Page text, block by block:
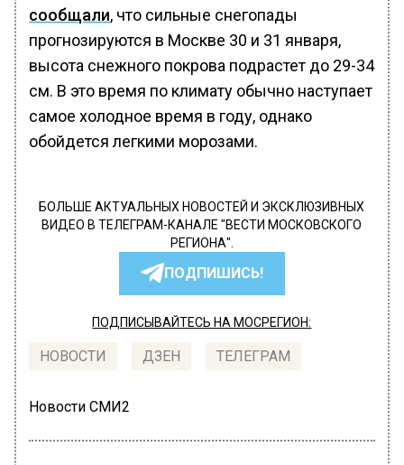
сообщали, что сильные снегопады
прогнозируются в Москве 30 и 31 января,
высота снежного покрова подрастет до 29-34
см. В это время по климату обычно наступает
самое холодное время в году, однако
обойдется легкими морозами.
БОЛЬШЕ АКТУАЛЬНЫХ НОВОСТЕЙ И ЭКСКЛЮЗИВНЫХ
ВИДЕО В ТЕЛЕГРАМ-КАНАЛЕ "ВЕСТИ МОСКОВСКОГО
РЕГИОНА".
ПОДПИШИСЬ!
ПОДПИСЫВАЙТЕСЬ НА МОСРЕГИОН:
НОВОСТИ ДЗЕН ТЕЛЕГРАМ
Новости СМИ2